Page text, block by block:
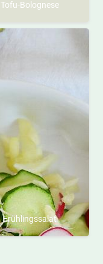
Tofu-Bolognese
Frühlingssalat